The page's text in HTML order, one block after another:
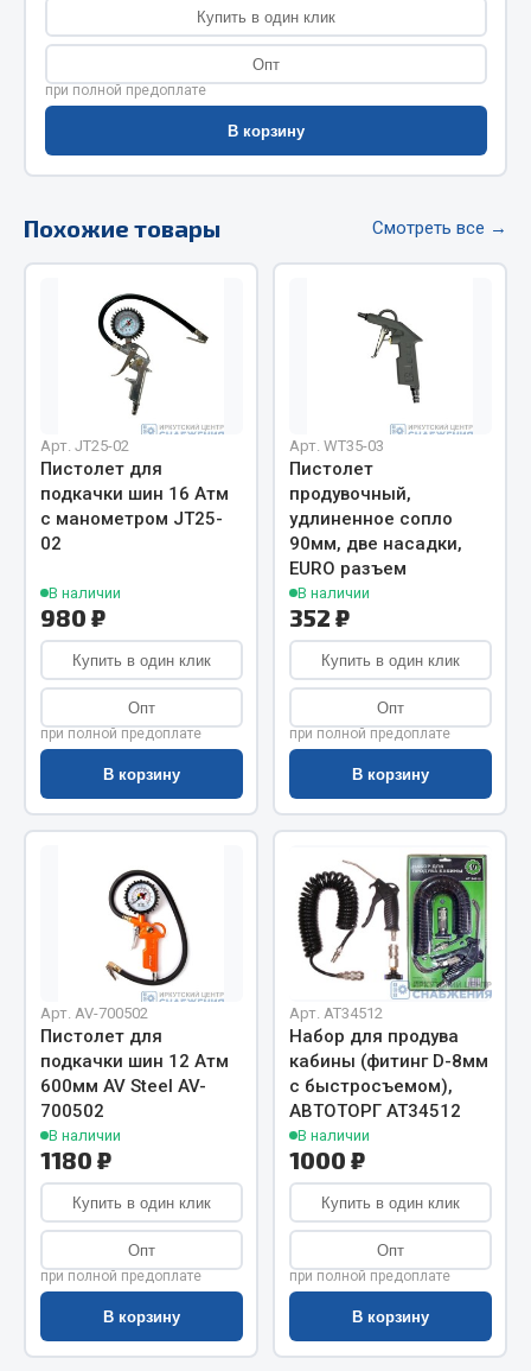
Цепи подъёмные
Весь раздел
РТИ
Кольца уплотнительные
Лента конвейерная
Прокладки
Рукава высокого давления
Весь раздел
Автомобильная электрика
Автолампы
Блоки реле и предохранителей
Вилки нагрузочные
Выключатель массы
Изолента
Показать ещё
Весь раздел
Запчасти на полуприцепы
Амортизаторы для полуприцепов
Весь раздел
Запчасти КамАЗ
Двигатель
Купить в один клик
Опт
при полной предоплате
В корзину
Похожие товары Смотреть все →
Арт. JT25-02
Пистолет для
подкачки шин 16 Атм
с манометром JT25-
02
В наличии
980 ₽
Купить в один клик
Опт
при полной предоплате
В корзину
Арт. WT35-03
Пистолет
продувочный,
удлиненное сопло
90мм, две насадки,
EURO разъем
В наличии
352 ₽
Купить в один клик
Опт
при полной предоплате
В корзину
Арт. AV-700502
Пистолет для
подкачки шин 12 Атм
600мм AV Steel AV-
700502
В наличии
1180 ₽
Купить в один клик
Опт
при полной предоплате
В корзину
Арт. AT34512
Набор для продува
кабины (фитинг D-8мм
с быстросъемом),
АВТОТОРГ АТ34512
В наличии
1000 ₽
Купить в один клик
Опт
при полной предоплате
В корзину